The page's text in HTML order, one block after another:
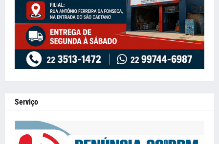
Serviço